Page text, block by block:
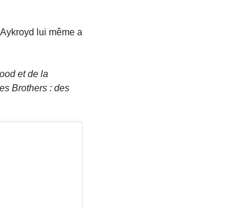
lui même a
et de la
Brothers : des